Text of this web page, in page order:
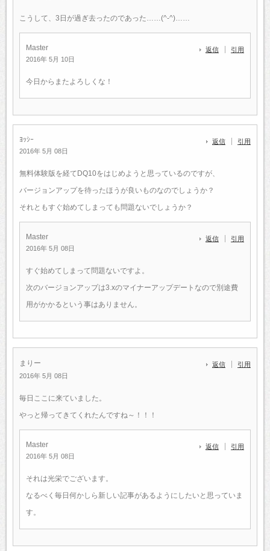
こうして、3日が過ぎ去ったのであった……(^-^)……
Master
2016年 5月 10日
返信 引用
今日からまたよろしくな！
ﾖｯｼｰ
2016年 5月 08日
返信 引用
無料体験版を経てDQ10をはじめようと思っているのですが、
バージョンアップを待ったほうが良いものなのでしょうか？
それともすぐ始めてしまっても問題ないでしょうか？
Master
2016年 5月 08日
返信 引用
すぐ始めてしまって問題ないですよ。
次のバージョンアップは3.xのマイナーアップデートなので別途費
用がかかるという事はありません。
まりー
2016年 5月 08日
返信 引用
毎日ここに来ていました。
やっと帰ってきてくれたんですね～！！！
Master
2016年 5月 08日
返信 引用
それは光栄でございます。
なるべく毎日何かしら新しい記事があるようにしたいと思っていま
す。